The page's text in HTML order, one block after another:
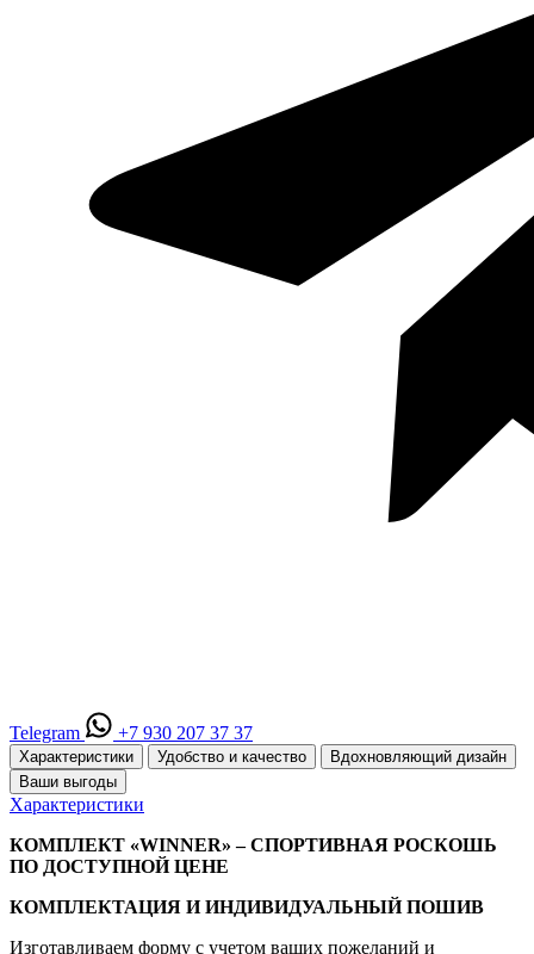
Telegram +7 930 207 37 37
Характеристики Удобство и качество
Вдохновляющий дизайн
Ваши выгоды
Характеристики
КОМПЛЕКТ «WINNER» – СПОРТИВНАЯ РОСКОШЬ
ПО ДОСТУПНОЙ ЦЕНЕ
КОМПЛЕКТАЦИЯ И ИНДИВИДУАЛЬНЫЙ ПОШИВ
Изготавливаем форму с учетом ваших пожеланий и